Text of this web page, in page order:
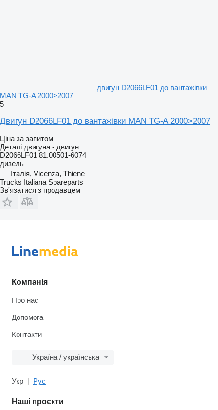
двигун D2066LF01 до вантажівки
MAN TG-A 2000>2007
5
Двигун D2066LF01 до вантажівки MAN TG-A 2000>2007
Ціна за запитом
Деталі двигуна - двигун
D2066LF01 81.00501-6074
дизель
Італія, Vicenza, Thiene
Trucks Italiana Spareparts
Зв'язатися з продавцем
Компанія
Про нас
Допомога
Контакти
Україна / українська
Укр Рус
Наші проєкти